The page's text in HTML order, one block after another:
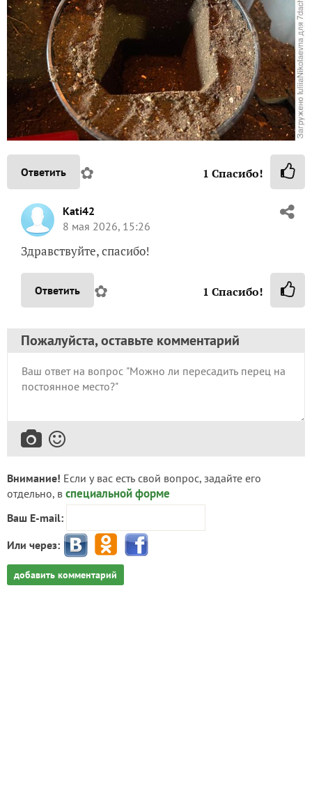
Ответить ✿ 1 Спасибо!
Kati42
8 мая 2026, 15:26
Здравствуйте, спасибо!
Ответить ✿ 1 Спасибо!
Пожалуйста, оставьте комментарий
Внимание! Если у вас есть свой вопрос, задайте его
отдельно, в специальной форме
Ваш E-mail:
Или через:
добавить комментарий